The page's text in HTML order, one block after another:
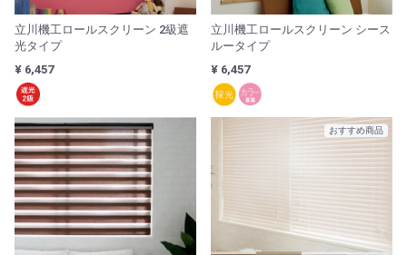
立川機工ロールスクリーン 2級遮
光タイプ
¥ 6,457
立川機工ロールスクリーン シース
ルータイプ
¥ 6,457
おすすめ商品